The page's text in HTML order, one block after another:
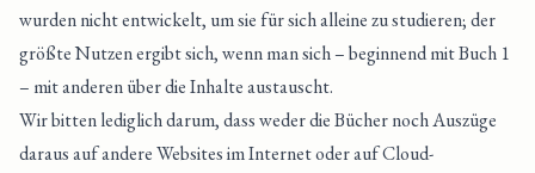
wurden nicht entwickelt, um sie für sich alleine zu studieren; der
größte Nutzen ergibt sich, wenn man sich – beginnend mit Buch 1
– mit anderen über die Inhalte austauscht.
Wir bitten lediglich darum, dass weder die Bücher noch Auszüge
daraus auf andere Websites im Internet oder auf Cloud-